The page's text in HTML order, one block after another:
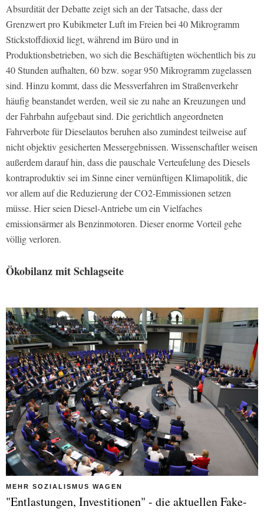
Absurdität der Debatte zeigt sich an der Tatsache, dass der
Grenzwert pro Kubikmeter Luft im Freien bei 40 Mikrogramm
Stickstoffdioxid liegt, während im Büro und in
Produktionsbetrieben, wo sich die Beschäftigten wöchentlich bis zu
40 Stunden aufhalten, 60 bzw. sogar 950 Mikrogramm zugelassen
sind. Hinzu kommt, dass die Messverfahren im Straßenverkehr
häufig beanstandet werden, weil sie zu nahe an Kreuzungen und
der Fahrbahn aufgebaut sind. Die gerichtlich angeordneten
Fahrverbote für Dieselautos beruhen also zumindest teilweise auf
nicht objektiv gesicherten Messergebnissen. Wissenschaftler weisen
außerdem darauf hin, dass die pauschale Verteufelung des Diesels
kontraproduktiv sei im Sinne einer vernünftigen Klimapolitik, die
vor allem auf die Reduzierung der CO2-Emmissionen setzen
müsse. Hier seien Diesel-Antriebe um ein Vielfaches
emissionsärmer als Benzinmotoren. Dieser enorme Vorteil gehe
völlig verloren.
Ökobilanz mit Schlagseite
MEHR SOZIALISMUS WAGEN
"Entlastungen, Investitionen" - die aktuellen Fake-